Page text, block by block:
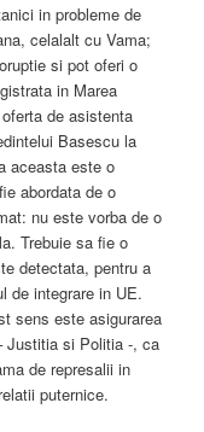
in probleme de
celalalt cu Vama;
si pot oferi o
in Marea
de asistenta
Basescu la
aceasta este o
abordata de o
nu este vorba de o
Trebuie sa fie o
detectata, pentru a
de integrare in UE.
sens este asigurarea
Justitia si Politia -, ca
de represalii in
puternice.